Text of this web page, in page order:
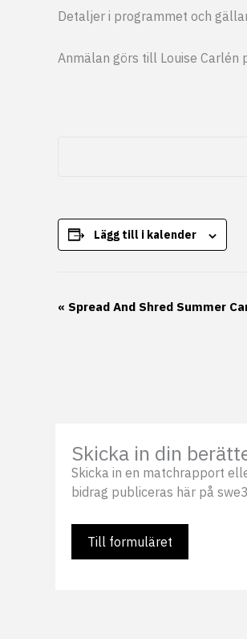
Detaljer i programmet och
Anmälan görs till Louise Carlén
Lägg till i kalender
Evenemang-
« Spread And Shred Summer
Skicka in din
Skicka in en matchrapport
bidrag publiceras här på
Till formuläret